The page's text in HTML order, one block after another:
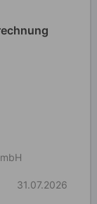
31.07.2026